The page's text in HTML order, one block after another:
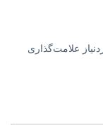
علامت‌گذاری